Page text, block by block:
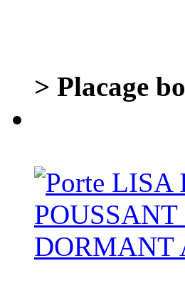
> Placage